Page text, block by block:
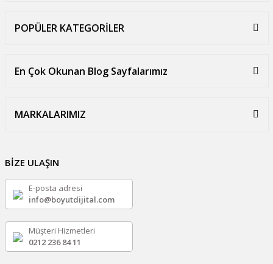
POPÜLER KATEGORİLER
En Çok Okunan Blog Sayfalarımız
MARKALARIMIZ
BİZE ULAŞIN
E-posta adresi
info@boyutdijital.com
Müşteri Hizmetleri
0212 236 84 11